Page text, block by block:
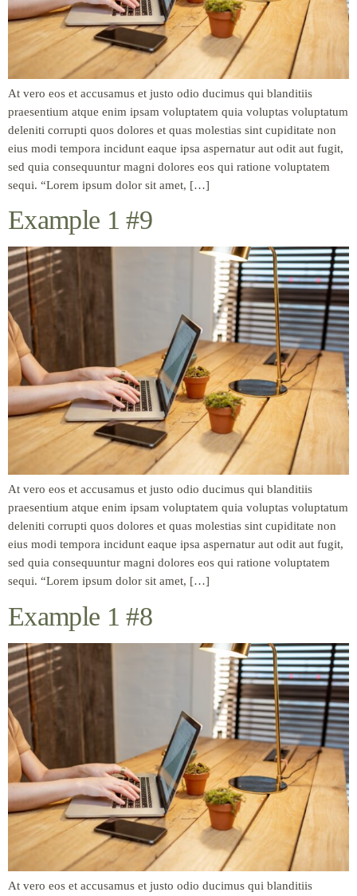
At vero eos et accusamus et justo odio ducimus qui blanditiis
praesentium atque enim ipsam voluptatem quia voluptas voluptatum
deleniti corrupti quos dolores et quas molestias sint cupiditate non
eius modi tempora incidunt eaque ipsa aspernatur aut odit aut fugit,
sed quia consequuntur magni dolores eos qui ratione voluptatem
sequi. “Lorem ipsum dolor sit amet, […]
Example 1 #9
At vero eos et accusamus et justo odio ducimus qui blanditiis
praesentium atque enim ipsam voluptatem quia voluptas voluptatum
deleniti corrupti quos dolores et quas molestias sint cupiditate non
eius modi tempora incidunt eaque ipsa aspernatur aut odit aut fugit,
sed quia consequuntur magni dolores eos qui ratione voluptatem
sequi. “Lorem ipsum dolor sit amet, […]
Example 1 #8
At vero eos et accusamus et justo odio ducimus qui blanditiis